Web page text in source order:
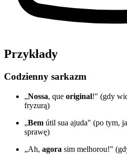
Przykłady
Codzienny sarkazm
„Nossa, que original!" (gdy
fryzurą)
„Bem útil sua ajuda" (po tym,
sprawę)
„Ah, agora sim melhorou!"